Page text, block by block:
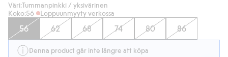
Väri:Tummanpinkki / yksivärinen
Koko:56 Loppuunmyyty verkossa
56 62 68 74 80 86
Denna product går inte längre att köpa